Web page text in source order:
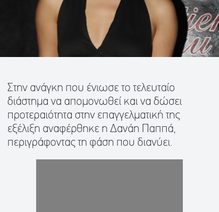
Στην ανάγκη που ένιωσε το τελευταίο
διάστημα να απομονωθεί και να δώσει
προτεραιότητα στην επαγγελματική της
εξέλιξη αναφέρθηκε η Δανάη Παππά,
περιγράφοντας τη φάση που διανύει.